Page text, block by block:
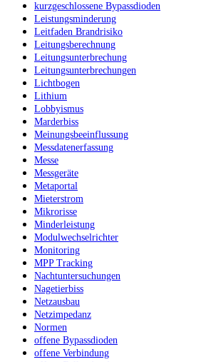
kurzgeschlossene Bypassdioden
Leistungsminderung
Leitfaden Brandrisiko
Leitungsberechnung
Leitungsunterbrechung
Leitungsunterbrechungen
Lichtbogen
Lithium
Lobbyismus
Marderbiss
Meinungsbeeinflussung
Messdatenerfassung
Messe
Messgeräte
Metaportal
Mieterstrom
Mikrorisse
Minderleistung
Modulwechselrichter
Monitoring
MPP Tracking
Nachtuntersuchungen
Nagetierbiss
Netzausbau
Netzimpedanz
Normen
offene Bypassdioden
offene Verbindung